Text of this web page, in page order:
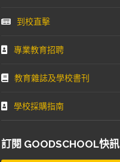
到校直擊
專業教育招聘
教育雜誌及學校書刊
學校採購指南
訂閱 GOODSCHOOL快訊